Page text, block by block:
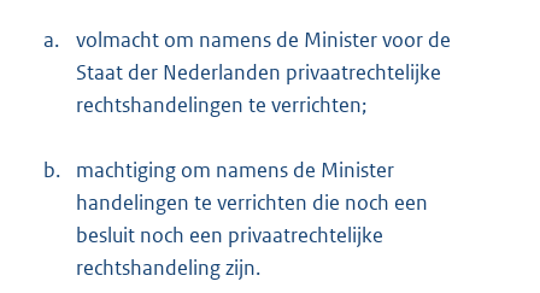
a.
volmacht om namens de Minister voor de
Staat der Nederlanden privaatrechtelijke
rechtshandelingen te verrichten;
b.
machtiging om namens de Minister
handelingen te verrichten die noch een
besluit noch een privaatrechtelijke
rechtshandeling zijn.